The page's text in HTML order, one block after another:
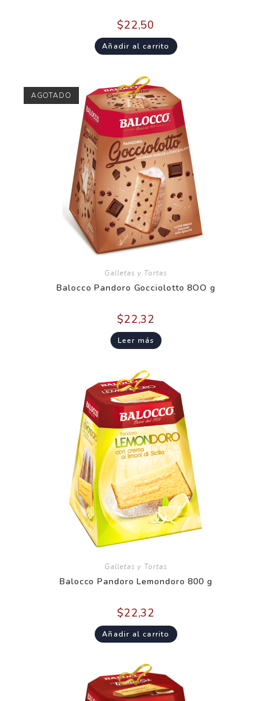
$22,50
Añadir al carrito
AGOTADO
Galletas y Tortas
Balocco Pandoro Gocciolotto 8OO g
$22,32
Leer más
Galletas y Tortas
Balocco Pandoro Lemondoro 800 g
$22,32
Añadir al carrito